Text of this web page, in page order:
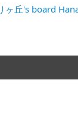
ヶ丘's board